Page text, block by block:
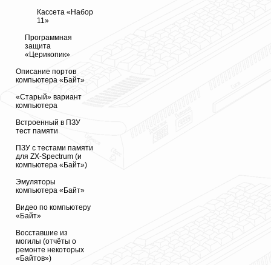
Кассета «Набор
11»
Программная
защита
«Церикопик»
Описание портов
компьютера «Байт»
«Старый» вариант
компьютера
Встроенный в ПЗУ
тест памяти
ПЗУ с тестами памяти
для ZX-Spectrum (и
компьютера «Байт»)
Эмуляторы
компьютера «Байт»
Видео по компьютеру
«Байт»
Восставшие из
могилы (отчёты о
ремонте некоторых
«Байтов»)